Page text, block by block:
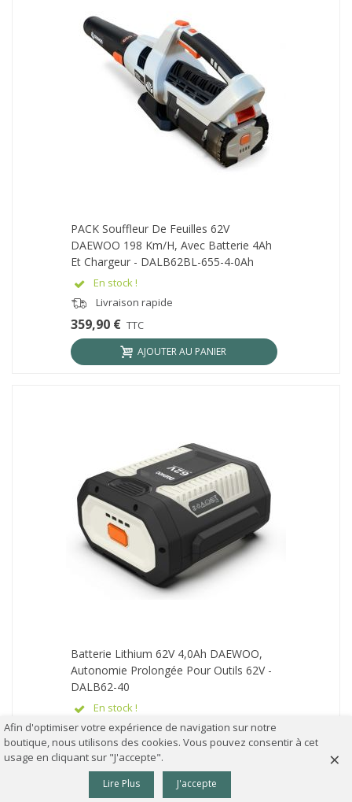
PACK Souffleur De Feuilles 62V
DAEWOO 198 Km/h, Avec Batterie 4Ah
Et Chargeur - DALB62BL-655-4-0Ah
En stock !
Livraison rapide
359,90 € TTC
AJOUTER AU PANIER
Batterie Lithium 62V 4,0Ah DAEWOO,
Autonomie Prolongée Pour Outils 62V -
DALB62-40
En stock !
Livraison rapide
66,90 € TTC
157,90 €
Panier
0
Afin d'optimiser votre expérience de navigation sur notre
boutique, nous utilisons des cookies. Vous pouvez consentir à cet
usage en cliquant sur "J'accepte".
Lire Plus J'accepte
×